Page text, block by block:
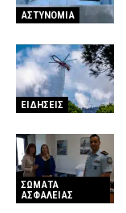
ΑΣΤΥΝΟΜΙΑ
ΕΙΔΗΣΕΙΣ
ΣΩΜΑΤΑ
ΑΣΦΑΛΕΙΑΣ